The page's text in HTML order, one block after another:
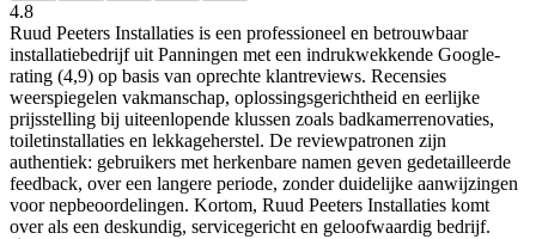
4.8
Ruud Peeters Installaties is een professioneel en betrouwbaar
installatiebedrijf uit Panningen met een indrukwekkende Google-
rating (4,9) op basis van oprechte klantreviews. Recensies
weerspiegelen vakmanschap, oplossingsgerichtheid en eerlijke
prijsstelling bij uiteenlopende klussen zoals badkamerrenovaties,
toiletinstallaties en lekkageherstel. De reviewpatronen zijn
authentiek: gebruikers met herkenbare namen geven gedetailleerde
feedback, over een langere periode, zonder duidelijke aanwijzingen
voor nepbeoordelingen. Kortom, Ruud Peeters Installaties komt
over als een deskundig, servicegericht en geloofwaardig bedrijf.